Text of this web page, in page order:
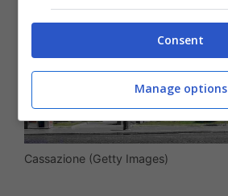
Cassazione (Getty Images)
Consent
Manage options